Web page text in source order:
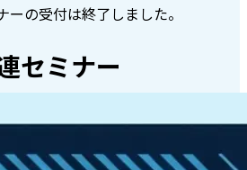
ーの受付は終了しました。
セミナー